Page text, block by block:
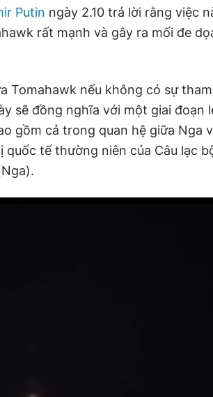
Putin ngày 2.10 trả lời rằng việc
rất mạnh và gây ra mối đe
Tomahawk nếu không có sự
sẽ đồng nghĩa với một giai đoạn
gồm cả trong quan hệ giữa Nga
quốc tế thường niên của Câu lạc